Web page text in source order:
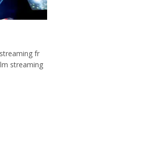
fr
streaming